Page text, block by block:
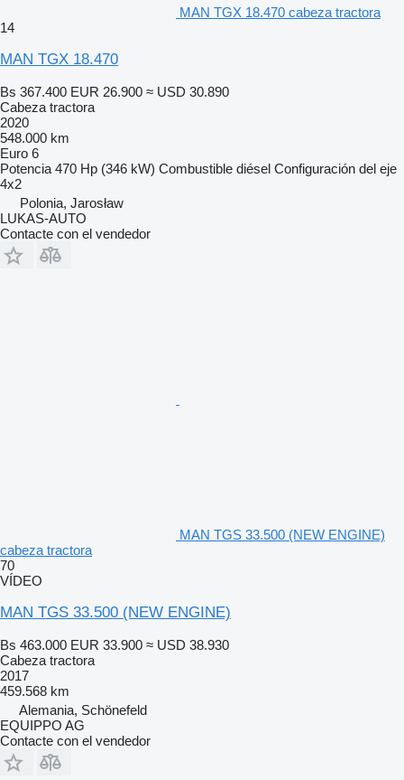
MAN TGX 18.470 cabeza tractora
14
MAN TGX 18.470
Bs 367.400 EUR 26.900 ≈ USD 30.890
Cabeza tractora
2020
548.000 km
Euro 6
Potencia 470 Hp (346 kW) Combustible diésel Configuración del eje
4x2
Polonia, Jarosław
LUKAS-AUTO
Contacte con el vendedor
MAN TGS 33.500 (NEW ENGINE)
cabeza tractora
70
VÍDEO
MAN TGS 33.500 (NEW ENGINE)
Bs 463.000 EUR 33.900 ≈ USD 38.930
Cabeza tractora
2017
459.568 km
Alemania, Schönefeld
EQUIPPO AG
Contacte con el vendedor